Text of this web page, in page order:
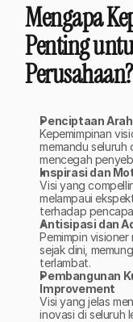
Mengapa
Penting
Perusahaan?
Penciptaan
Kepemimpinan
memandu seluruh
mencegah
Inspirasi dan
Visi yang
melampaui
terhadap
Antisipasi dan
Pemimpin
sejak dini,
terlambat.
Pembangunan
Improvement
Visi yang jelas
inovasi di seluruh